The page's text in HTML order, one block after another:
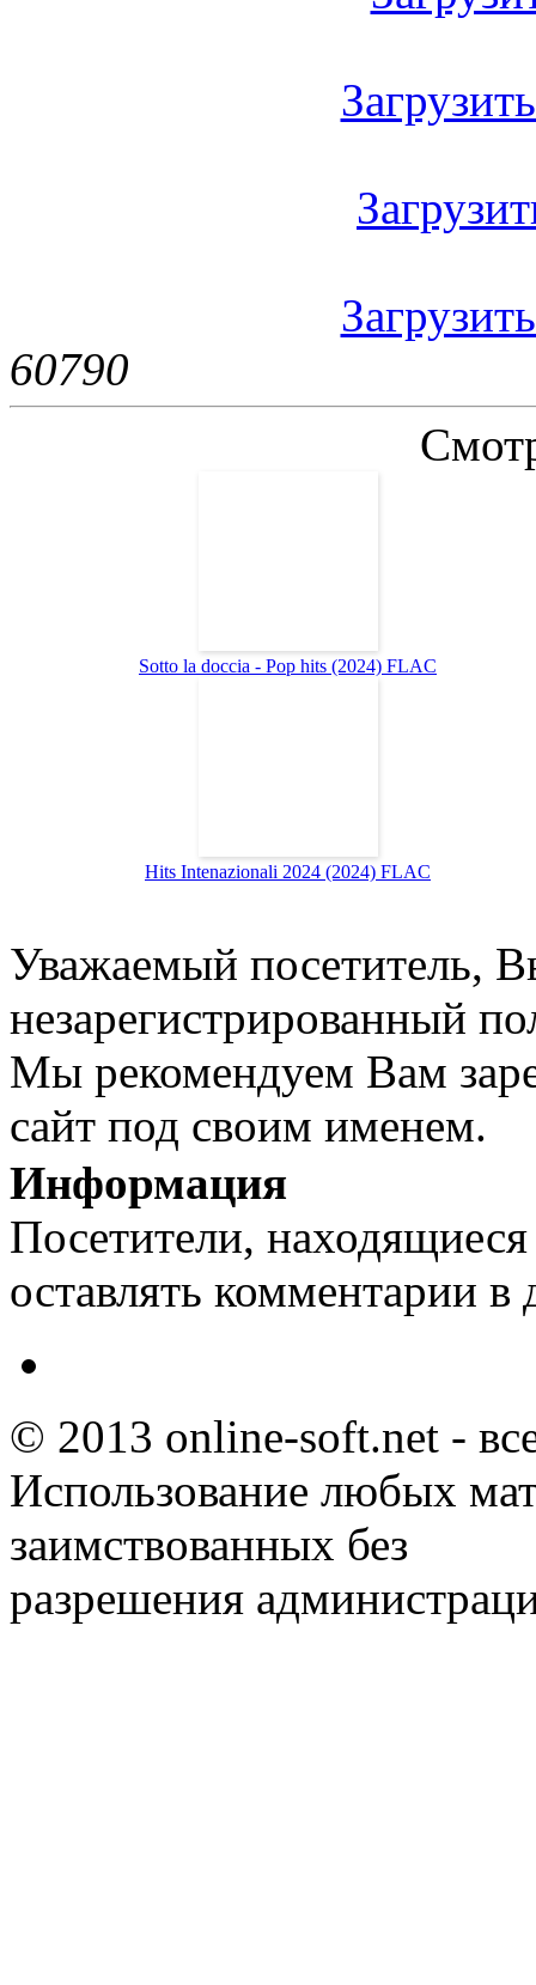
60790
Sotto la doccia - Pop hits (2024) FLAC
Hits Intenazionali 2024 (2024) FLAC
Уважаемый посетитель,
незарегистрированный
Мы рекомендуем Вам
сайт под своим именем.
Информация
Посетители,
оставлять комментарии в
© 2013 online-soft.net -
Использование любых
заимствованных без
разрешения